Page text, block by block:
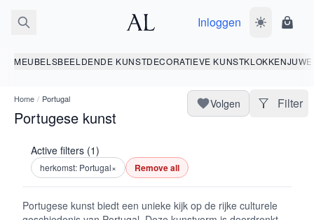
Inloggen Wissel
MEUBELSBEELDENDE KUNSTDECORATIEVE KUNSTKLOKKEN
Home / Portugal
Portugese kunst
Volgen Filter
Active filters (1)
herkomst: Portugal× Remove all
Portugese kunst biedt een unieke kijk op de rijke culturele